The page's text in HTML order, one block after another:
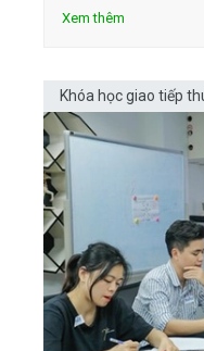
Xem thêm
Khóa học giao tiếp